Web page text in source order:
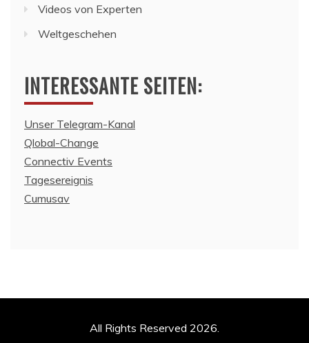
Videos von Experten
Weltgeschehen
INTERESSANTE SEITEN:
Unser Telegram-Kanal
Qlobal-Change
Connectiv Events
Tagesereignis
Cumusav
All Rights Reserved 2026.